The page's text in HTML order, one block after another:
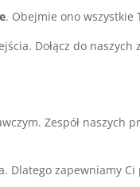
. Obejmie ono wszystkie
Dołącz do naszych
Zespół naszych
Dlatego zapewniamy